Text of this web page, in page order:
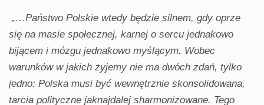
„…Państwo Polskie wtedy będzie silnem, gdy oprze
się na masie społecznej, karnej o sercu jednakowo
bijącem i mózgu jednakowo myślącym. Wobec
warunków w jakich żyjemy nie ma dwóch zdań, tylko
jedno: Polska musi być wewnętrznie skonsolidowana,
tarcia polityczne jaknajdalej sharmonizowane. Tego